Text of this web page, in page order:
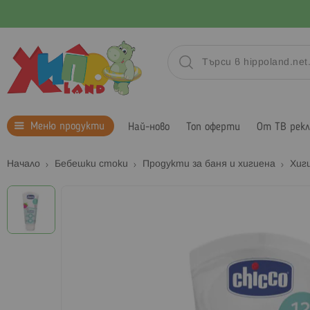
Меню продукти Най-ново Топ оферти От ТВ
Начало Бебешки стоки Продукти за баня и хигиена
Преминете
на